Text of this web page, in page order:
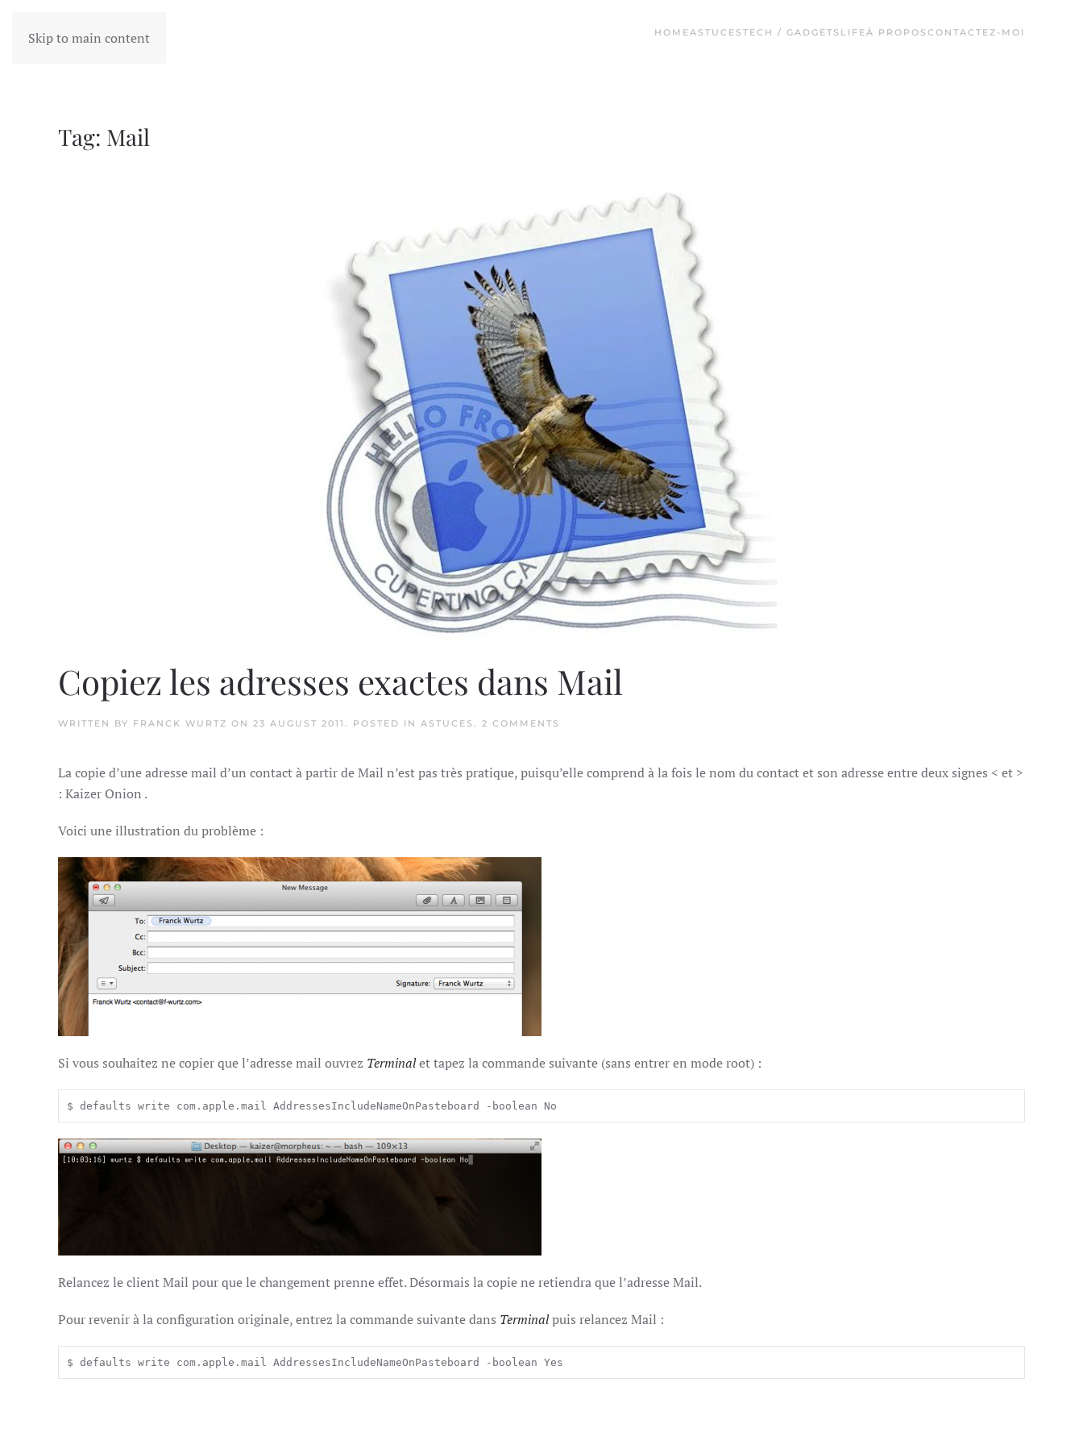
Skip to main content HOMEASTUCES TECH / GADGETS LIFEÀ PROPOS CONTACTEZ-MOI
Tag: Mail
Copiez les adresses exactes dans Mail
WRITTEN BY FRANCK WURTZ ON 23 AUGUST 2011 . POSTED IN ASTUCES . 2 COMMENTS
EXACTES
La copie d’une adresse mail d’un contact à partir de Mail n’est pas très pratique, puisqu’elle comprend à la fois le nom du contact et son adresse entre deux signes < et >
: Kaizer Onion .
Voici une illustration du problème :
Si vous souhaitez ne copier que l’adresse mail ouvrez Terminalet tapez la commande suivante (sans entrer en mode root) :
$ defaults write com.apple.mail AddressesIncludeNameOnPasteboard -boolean No
Relancez le client Mail pour que le changement prenne effet. Désormais la copie ne retiendra que l’adresse Mail.
Pour revenir à la configuration originale, entrez la commande suivante dans Terminalpuis relancez Mail :
$ defaults write com.apple.mail AddressesIncludeNameOnPasteboard -boolean Yes